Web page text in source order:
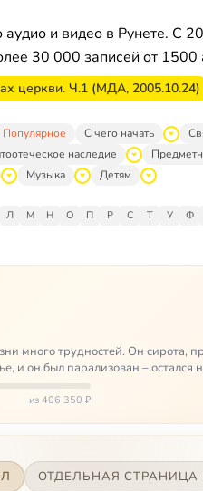
и видео в Рунете. С
30 000 записей от 1500
церкви. Ч.1 (МДА, 2005.10.24)
Популярное С чего начать
наследие
Музыка Детям
Л М Н О П Р С Т У Ф
много трудностей. Он сирота,
и он был парализован –
из 406 350 ₽
ОТДЕЛЬНАЯ